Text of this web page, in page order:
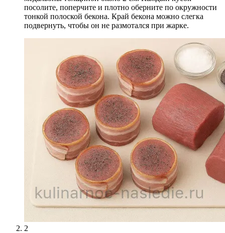
посолите, поперчите и плотно оберните по окружности
тонкой полоской бекона. Край бекона можно слегка
подвернуть, чтобы он не размотался при жарке.
2